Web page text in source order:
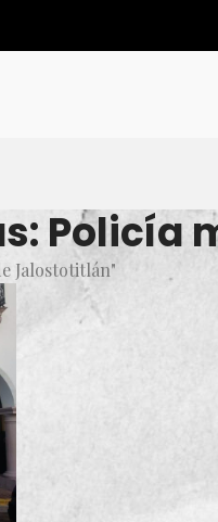
Policía
Jalostotitlán"